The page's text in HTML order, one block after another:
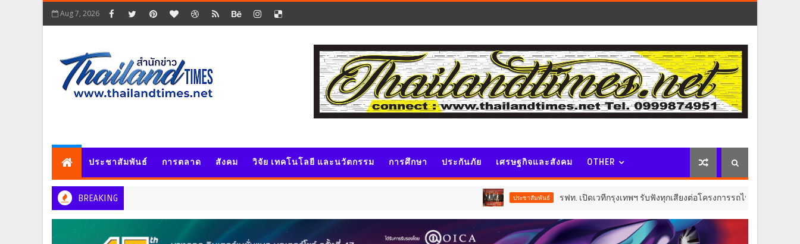
Aug 7, 2026
ประชาสัมพันธ์ การตลาด สังคม วิจัย เทคโนโลยี และนวัตกรรม การศึกษา ประกันภัย เศรษฐกิจและสังคม OTHER
BREAKING รฟท. เปิดเวทีกรุงเทพฯ รับฟังทุกเสียงต่อโครงการรถไฟฟ้าวงเวียนใหญ่–มหาชัย ก่อนสรุปผ